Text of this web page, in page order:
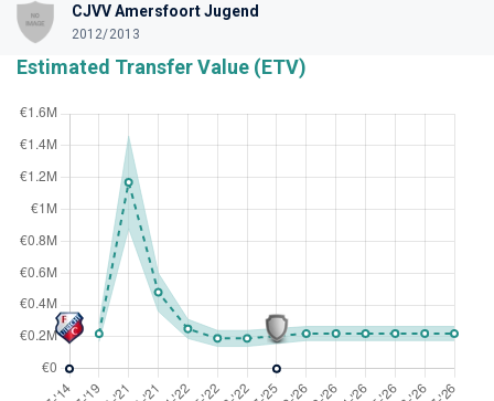
CJVV Amersfoort Jugend
2012/2013
Estimated Transfer Value (ETV)